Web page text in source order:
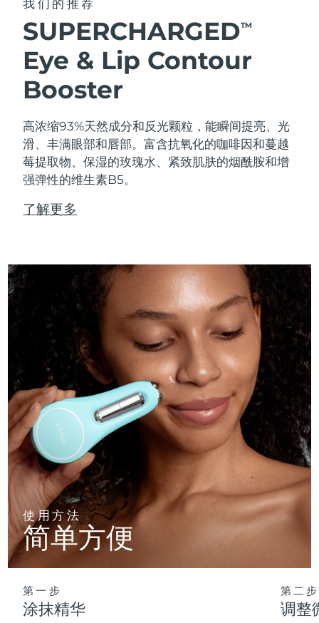
SUPERCHARGEDTM
Eye & Lip Contour
Booster
高浓缩93%天然成分和反光颗粒，能瞬间提亮、光
滑、丰满眼部和唇部。富含抗氧化的咖啡因和蔓越
莓提取物、保湿的玫瑰水、紧致肌肤的烟酰胺和增
强弹性的维生素B5。
了解更多
使用方法
简单方便
第一步
涂抹精华
第二步
调整